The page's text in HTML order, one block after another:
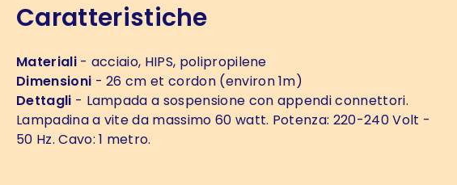
Caratteristiche
Materiali- acciaio, HIPS, polipropilene
Dimensioni - 26 cm et cordon (environ 1m)
Dettagli - Lampada a sospensione con appendi connettori.
Lampadina a vite da massimo 60 watt. Potenza: 220-240 Volt -
50 Hz. Cavo: 1 metro.